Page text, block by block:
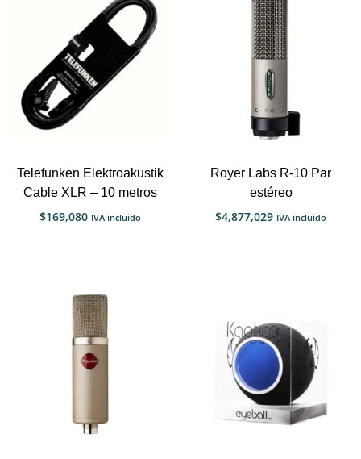
Telefunken Elektroakustik
Cable XLR – 10 metros
$169,080 IVA incluido
Royer Labs R-10 Par
estéreo
$4,877,029 IVA incluido